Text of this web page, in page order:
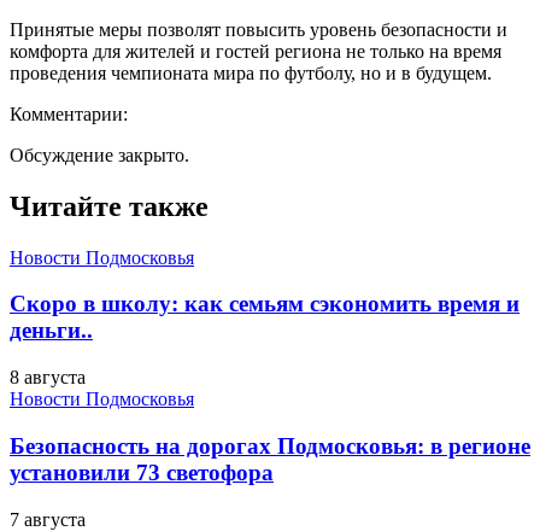
Принятые меры позволят повысить уровень безопасности и
комфорта для жителей и гостей региона не только на время
проведения чемпионата мира по футболу, но и в будущем.
Комментарии:
Обсуждение закрыто.
Читайте также
Новости Подмосковья
Скоро в школу: как семьям сэкономить время и
деньги..
8 августа
Новости Подмосковья
Безопасность на дорогах Подмосковья: в регионе
установили 73 светофора
7 августа